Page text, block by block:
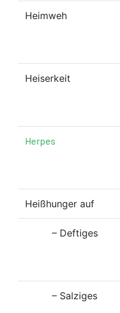
Heimweh
Heiserkeit
Herpes
Heißhunger auf
– Deftiges
– Salziges